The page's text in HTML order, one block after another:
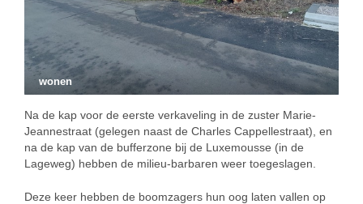
wonen
Na de kap voor de eerste verkaveling in de zuster Marie-
Jeannestraat (gelegen naast de Charles Cappellestraat), en
na de kap van de bufferzone bij de Luxemousse (in de
Lageweg) hebben de milieu-barbaren weer toegeslagen.
Deze keer hebben de boomzagers hun oog laten vallen op